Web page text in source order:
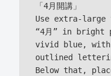
「4月開講」
Use extra-large
“4月” in bright
vivid blue, with
outlined
Below that,